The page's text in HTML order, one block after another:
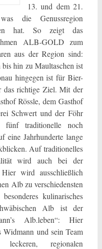
13. und dem 21.
die Genussregion
hat. So zeigt das
ALB-GOLD zum
aus der Region sind:
hin zu Maultaschen ist
hingegen ist für Bier-
das richtige Ziel. Mit der
Rössle, dem Gasthof
Schwert und der Föhr
fünf traditionelle noch
eine Jahrhunderte lange
Auf traditionelles
wird auch bei der
wird ausschließlich
Alb zu verschiedensten
kulinarisches
Alb ist der
Alb.leben“: Hier
Widmann und sein Team
regionalen